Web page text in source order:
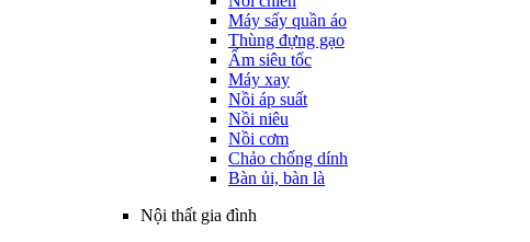
Máy sấy quần áo
Thùng đựng gạo
Ấm siêu tốc
Máy xay
Nồi áp suất
Nồi niêu
Nồi cơm
Chảo chống dính
Bàn ủi, bàn là
Nội thất gia đình